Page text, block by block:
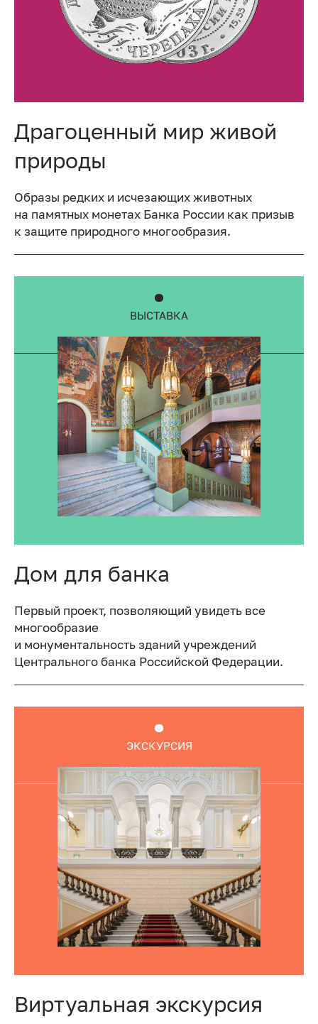
Драгоценный мир живой
природы
Образы редких и исчезающих животных
на памятных монетах Банка России как призыв
к защите природного многообразия.
ВЫСТАВКА
Дом для банка
Первый проект, позволяющий увидеть все
многообразие
и монументальность зданий учреждений
Центрального банка Российской Федерации.
ЭКСКУРСИЯ
Виртуальная экскурсия